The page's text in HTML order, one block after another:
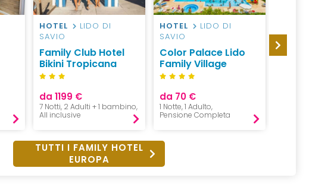
HOTEL
LIDO DI
SAVIO
Family Club Hotel
Bikini Tropicana
da 1199 €
7 Notti, 2 Adulti + 1 bambino,
All inclusive
HOTEL
LIDO DI
SAVIO
Color Palace Lido
Family Village
da 70 €
1 Notte, 1 Adulto,
Pensione Completa
BIBIONE
Camping
TUTTI I FAMILY HOTEL
EUROPA